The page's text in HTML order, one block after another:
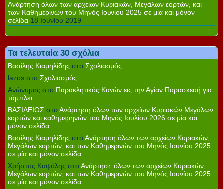
Ανάρτηση όλων των αρχείων Κυριακών, Μεγάλων εορτών, και
των Καθημερινών του Μηνός Ιουνίου 2025 σε μία και μόνον
σελίδα 18 Ιουνίου 2019
Τα τελευταία 30 σχόλια
Βασίλης Κιαμηλίδης στο Σχολιασμός
lazos στο Σχολιασμός
Ανώνυμος στο Παρακλητικός Κανών εις την Αγίαν Παρασκευή για
τάμπλετ
ΒΑΣΙΛΕΙΟΣ στο Ανάρτηση όλων των αρχείων Κυριακών Μεγάλων
εορτών και καθημερηνών του Μηνός Ιουλίου 2026 σε μία και
μόνον σελίδα.
Βασίλης Κιαμηλίδης στο Ανάρτηση όλων των αρχείων Κυριακών,
Μεγάλων εορτών, και των Καθημερινών του Μηνός Ιουνίου 2025
σε μία και μόνον σελίδα
Χρήστος Καψάλης στο Ανάρτηση όλων των αρχείων Κυριακών,
Μεγάλων εορτών, και των Καθημερινών του Μηνός Ιουνίου 2025
σε μία και μόνον σελίδα